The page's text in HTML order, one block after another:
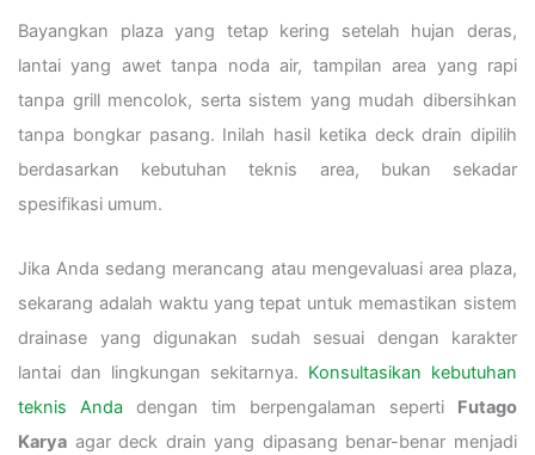
Bayangkan plaza yang tetap kering setelah hujan deras,
lantai yang awet tanpa noda air, tampilan area yang rapi
tanpa grill mencolok, serta sistem yang mudah dibersihkan
tanpa bongkar pasang. Inilah hasil ketika deck drain dipilih
berdasarkan kebutuhan teknis area, bukan sekadar
spesifikasi umum.
Jika Anda sedang merancang atau mengevaluasi area plaza,
sekarang adalah waktu yang tepat untuk memastikan sistem
drainase yang digunakan sudah sesuai dengan karakter
lantai dan lingkungan sekitarnya. Konsultasikan kebutuhan
teknis Anda dengan tim berpengalaman seperti Futago
Karya agar deck drain yang dipasang benar-benar menjadi